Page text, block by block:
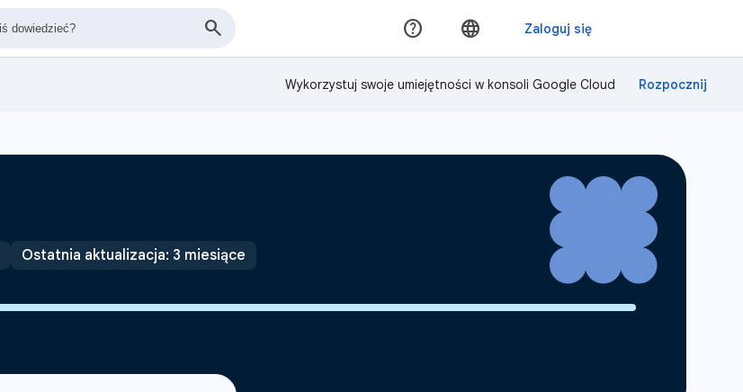
Wykorzystuj swoje umiejętności w konsoli Google Cloud
Ostatnia aktualizacja: 3 miesiące